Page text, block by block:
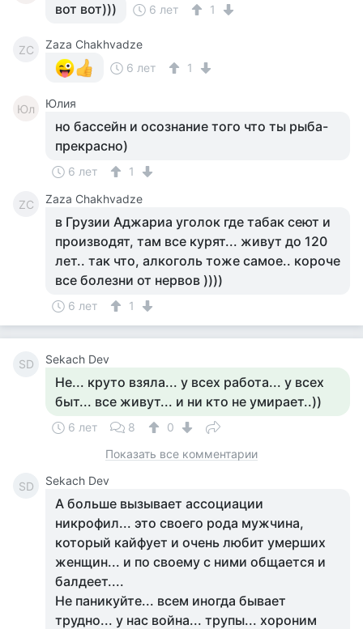
вот вот))) 6 лет 1
ZC
Zaza Chakhvadze
6 лет
1
Юл Юлия
но бассейн и осознание того что ты рыба-
прекрасно)
6 лет 1
ZC Zaza Chakhvadze
в Грузии Аджариа уголок где табак сеют и
производят, там все курят... живут до 120
лет.. так что, алкоголь тоже самое.. короче
все болезни от нервов ))))
6 лет 1
SD Sekach Dev
Не... круто взяла... у всех работа... у всех
быт... все живут... и ни кто не умирает..))
6 лет 8
0
Показать все комментарии
SD Sekach Dev
А больше вызывает ассоциации
никрофил... это своего рода мужчина,
который кайфует и очень любит умерших
женщин... и по своему с ними общается и
балдеет....
Не паникуйте... всем иногда бывает
трудно... у нас война... трупы... хороним